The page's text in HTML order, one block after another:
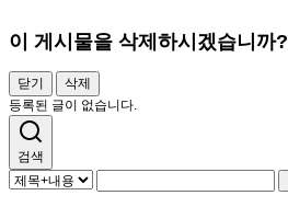
이 게시물을 삭제하시겠습니까?
닫기
삭제
등록된 글이 없습니다.
검색